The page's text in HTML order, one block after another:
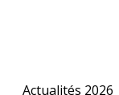
Actualités 2026